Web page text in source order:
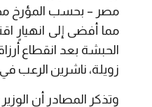
مصر – بحسب المؤرخ
مما أفضى إلى انهيارٍ
الحبشة بعد انقطاع
زويلة، ناشرين الرعب في
وتذكر المصادر أن